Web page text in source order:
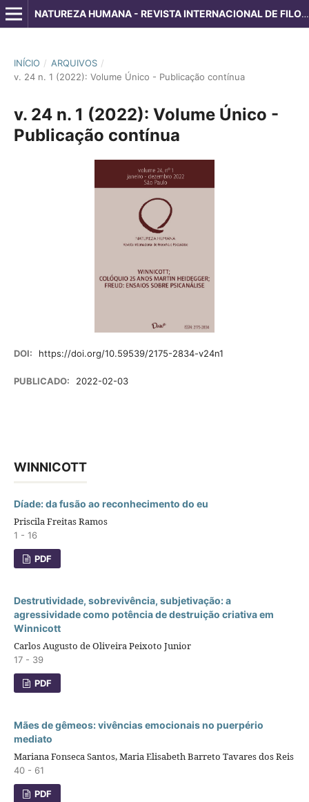
NATUREZA HUMANA - REVISTA INTERNACIONAL DE FILOSOFIA E PSICANÁLISE
INÍCIO / ARQUIVOS /
v. 24 n. 1 (2022): Volume Único - Publicação contínua
v. 24 n. 1 (2022): Volume Único -
Publicação contínua
DOI: https://doi.org/10.59539/2175-2834-v24n1
PUBLICADO: 2022-02-03
WINNICOTT
Díade: da fusão ao reconhecimento do eu
Priscila Freitas Ramos
1 - 16
PDF
Destrutividade, sobrevivência, subjetivação: a
agressividade como potência de destruição criativa em
Winnicott
Carlos Augusto de Oliveira Peixoto Junior
17 - 39
PDF
Mães de gêmeos: vivências emocionais no puerpério
mediato
Mariana Fonseca Santos, Maria Elisabeth Barreto Tavares dos Reis
40 - 61
PDF